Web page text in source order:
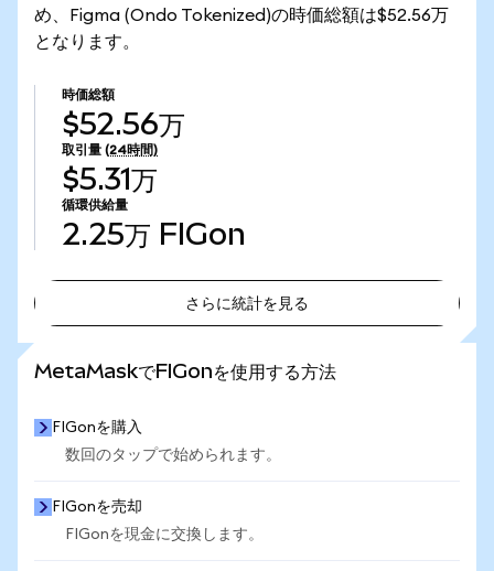
め、Figma (Ondo Tokenized)の時価総額は$52.56万
となります。
時価総額
$52.56万
取引量 (24時間)
$5.31万
循環供給量
2.25万 FIGon
さらに統計を見る
MetaMaskでFIGonを使用する方法
FIGonを購入
数回のタップで始められます。
FIGonを売却
FIGonを現金に交換します。